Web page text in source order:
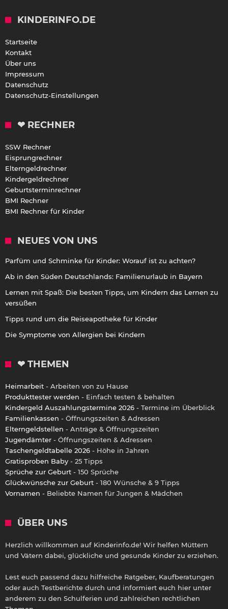
KINDERINFO.DE
Startseite
Kontakt
Über uns
Impressum
Datenschutz
Datenschutz-Einstellungen
❤ RECHNER
SSW Rechner
Eisprungrechner
Elterngeldrechner
Kindergeldrechner
Geburtsterminrechner
BMI Rechner
BMI Rechner für Kinder
NEUES VON UNS
Parfüm und Schminke für Kinder: Worauf ist zu achten?
Ab in den Süden Deutschlands: Familienurlaub in Bayern
Lernen mit Spaß: Die besten Tipps, um Kindern das Lernen zu
versüßen
Tipps rund um die Reiseapotheke für Kinder
Die Symptome von Allergien bei Kindern
❤ THEMEN
Heimarbeit - Arbeiten von zu Hause
Produkttester werden - Einfach testen & behalten
Kindergeld Auszahlungstermine 2026 - Termine im Überblick
Familienkassen - Öffnungszeiten & Adressen
Elterngeldstellen - Anträge & Öffnungszeiten
Jugendämter - Öffnungszeiten & Adressen
Taschengeldtabelle 2026 - Höhe in Jahren
Gratisproben Baby - 25 Tipps
Sprüche zur Geburt - 150 Sprüche
Glückwünsche zur Geburt - 180 Wünsche & 9 Tipps
Vornamen - Beliebte Namen für Jungen & Mädchen
ÜBER UNS
Herzlich willkommen auf Kinderinfo.de! Wir helfen Müttern
und Vätern dabei, glückliche und gesunde Kinder zu erziehen.
Lest euch passend dazu hilfreiche Ratgeber, Kaufberatungen
oder auch Testberichte durch und informiert euch hier unter
anderem zu den Schulferien und zahlreichen rechtlichen